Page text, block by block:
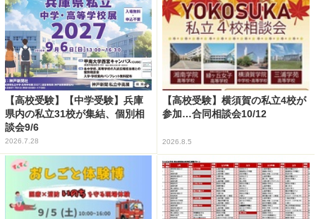
【高校受験】【中学受験】兵庫
県内の私立31校が集結、個別相
談会9/6
2026.7.28
【高校受験】横須賀の私立4校が
参加…合同相談会10/12
2026.8.5